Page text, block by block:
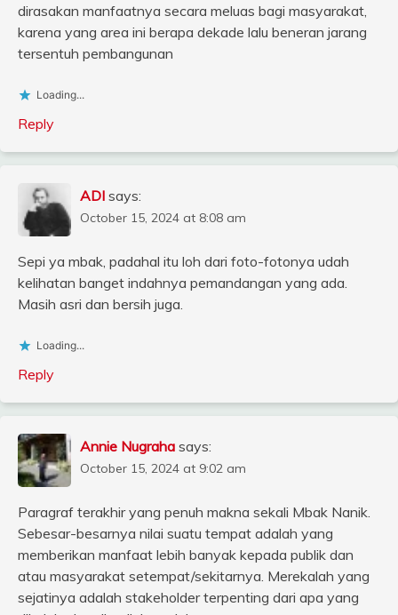
dirasakan manfaatnya secara meluas bagi masyarakat,
karena yang area ini berapa dekade lalu beneran jarang
tersentuh pembangunan
Loading...
Reply
ADI says:
October 15, 2024 at 8:08 am
Sepi ya mbak, padahal itu loh dari foto-fotonya udah
kelihatan banget indahnya pemandangan yang ada.
Masih asri dan bersih juga.
Loading...
Reply
Annie Nugraha says:
October 15, 2024 at 9:02 am
Paragraf terakhir yang penuh makna sekali Mbak Nanik.
Sebesar-besarnya nilai suatu tempat adalah yang
memberikan manfaat lebih banyak kepada publik dan
atau masyarakat setempat/sekitarnya. Merekalah yang
sejatinya adalah stakeholder terpenting dari apa yang